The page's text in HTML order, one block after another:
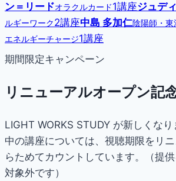
ン＝リードオラクルカード1講座ジュデ
ルギーワーク2講座中島 多加仁陰陽師・東
エネルギーチャージ1講座
期間限定キャンペーン
リニューアルオープン記
LIGHT WORKS STUDY が新しくな
中の講座については、視聴期限をリ
らためてカウントしています。（提
対象外です）